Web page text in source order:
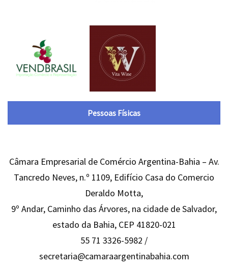
Pessoas Físicas
Câmara Empresarial de Comércio Argentina-Bahia – Av.
Tancredo Neves, n.º 1109, Edifício Casa do Comercio
Deraldo Motta,
9º Andar, Caminho das Árvores, na cidade de Salvador,
estado da Bahia, CEP 41820-021
55 71 3326-5982 /
secretaria@camaraargentinabahia.com